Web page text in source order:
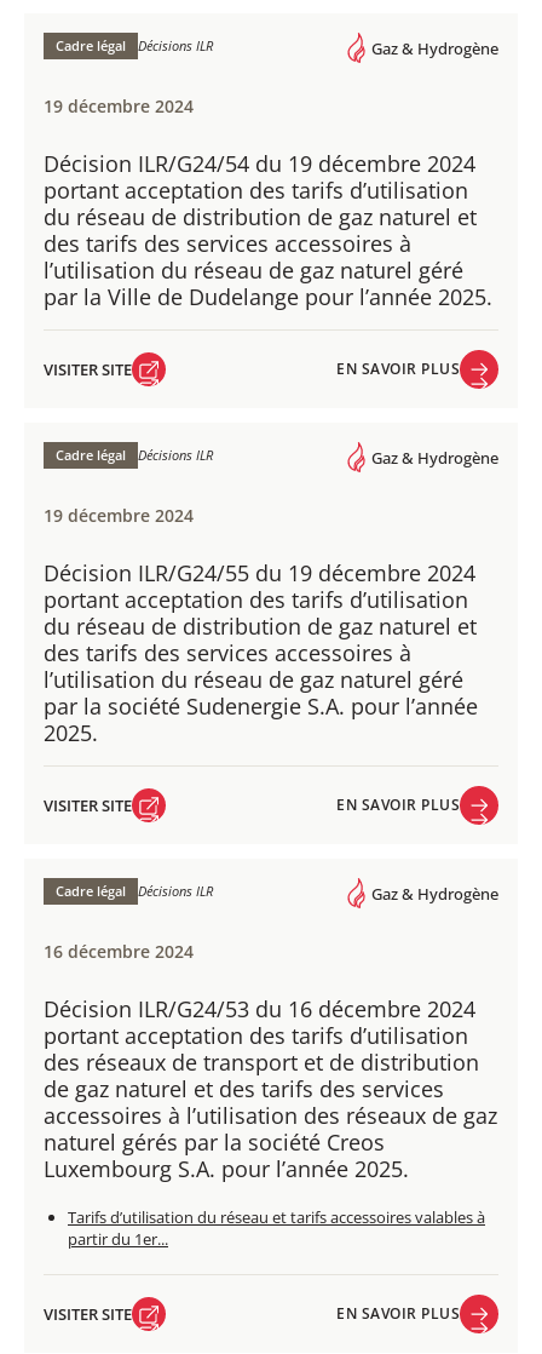
Cadre légal Décisions ILR Gaz & Hydrogène
19 décembre 2024
Décision ILR/G24/54 du 19 décembre 2024 ​
portant acceptation des tarifs d’utilisation
du réseau de distribution de gaz naturel et
des tarifs des services accessoires à
l’utilisation du réseau de gaz naturel géré
par la Ville de Dudelange pour l’année 2025.
VISITER SITE
EN SAVOIR PLUS
Cadre légal Décisions ILR Gaz & Hydrogène
19 décembre 2024
Décision ILR/G24/55 du 19 décembre 2024 ​
portant acceptation des tarifs d’utilisation
du réseau de distribution de gaz naturel et
des tarifs des services accessoires à
l’utilisation du réseau de gaz naturel géré
par la société Sudenergie S.A. pour l’année
2025.
VISITER SITE
EN SAVOIR PLUS
Cadre légal Décisions ILR Gaz & Hydrogène
16 décembre 2024
Décision ILR/G24/53 du 16 décembre 2024
portant acceptation des tarifs d’utilisation
des réseaux de transport et de distribution
de gaz naturel et des tarifs des services
accessoires à l’utilisation des réseaux de gaz
naturel gérés par la société Creos
Luxembourg S.A. pour l’année 2025.
Tarifs d’utilisation du réseau et tarifs accessoires valables à
partir du 1er...
VISITER SITE
EN SAVOIR PLUS